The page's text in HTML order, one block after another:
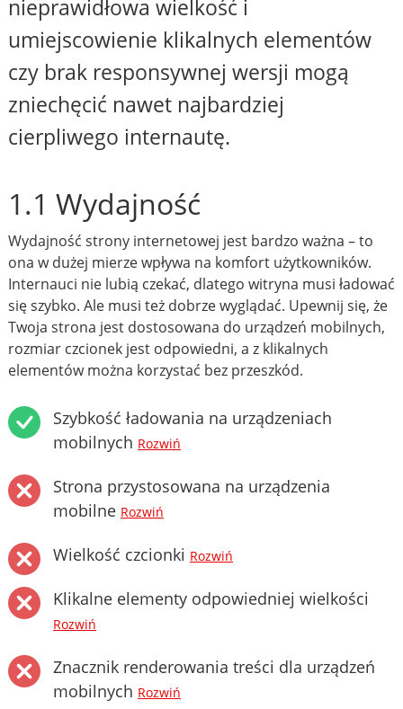
nieprawidłowa wielkość i
umiejscowienie klikalnych elementów
czy brak responsywnej wersji mogą
zniechęcić nawet najbardziej
cierpliwego internautę.
1.1 Wydajność
Wydajność strony internetowej jest bardzo ważna – to
ona w dużej mierze wpływa na komfort użytkowników.
Internauci nie lubią czekać, dlatego witryna musi ładować
się szybko. Ale musi też dobrze wyglądać. Upewnij się, że
Twoja strona jest dostosowana do urządzeń mobilnych,
rozmiar czcionek jest odpowiedni, a z klikalnych
elementów można korzystać bez przeszkód.
Szybkość ładowania na urządzeniach
mobilnych Rozwiń
Strona przystosowana na urządzenia
mobilne Rozwiń
Wielkość czcionki Rozwiń
Klikalne elementy odpowiedniej wielkości
Rozwiń
Znacznik renderowania treści dla urządzeń
mobilnych Rozwiń